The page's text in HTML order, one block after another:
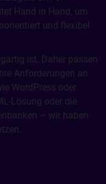
Hand in Hand, um
und flexibel
ist. Daher passen
Anforderungen an.
WordPress oder
Lösung oder die
– wir haben